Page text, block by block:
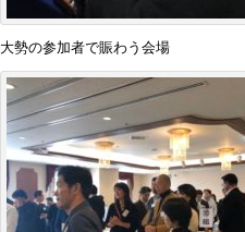
大勢の参加者で賑わう会場